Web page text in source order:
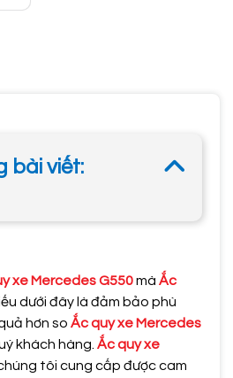
bài viết:
xe Mercedes G550mà Ắc
dưới đây là đảm bảo phù
hơn so Ắc quy xe Mercedes
khách hàng. Ắc quy xe
tôi cung cấp được cam